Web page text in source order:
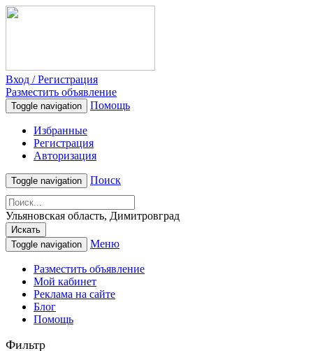
Вход / Регистрация
Разместить объявление
Toggle navigation Помощь
Избранные
Регистрация
Авторизация
Toggle navigation Поиск
Ульяновская область, Димитровград
Искать
Toggle navigation
Меню
Разместить объявление
Мой кабинет
Реклама на сайте
Блог
Помощь
Фильтр